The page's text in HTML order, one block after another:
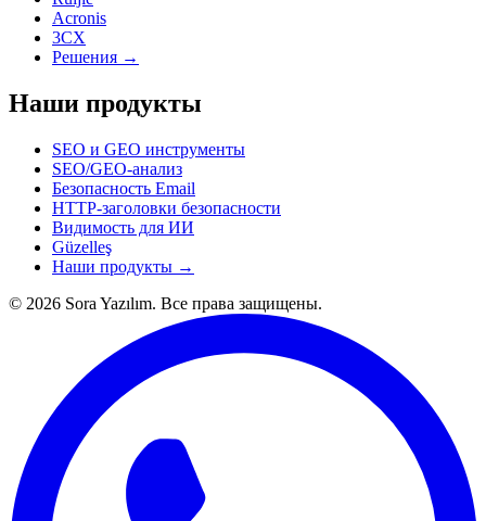
Acronis
3CX
Решения →
Наши продукты
SEO и GEO инструменты
SEO/GEO-анализ
Безопасность Email
HTTP-заголовки безопасности
Видимость для ИИ
Güzelleş
Наши продукты →
© 2026 Sora Yazılım. Все права защищены.